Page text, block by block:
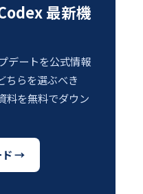
最新機
デートを公式情報
ちらを選ぶべき
料を無料でダウン
ド →